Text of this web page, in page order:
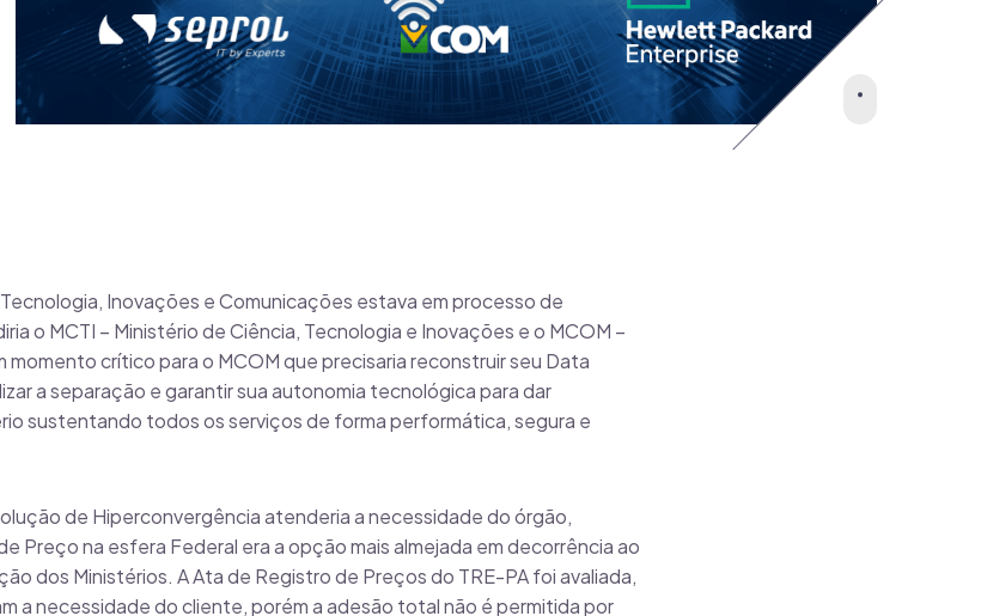
Inovações e Comunicações estava em processo de
o MCTI – Ministério de Ciência, Tecnologia e Inovações e o MCOM –
momento crítico para o MCOM que precisaria reconstruir seu Data
a separação e garantir sua autonomia tecnológica para dar
sustentando todos os serviços de forma performática, segura e
de Hiperconvergência atenderia a necessidade do órgão,
Preço na esfera Federal era a opção mais almejada em decorrência ao
dos Ministérios. A Ata de Registro de Preços do TRE-PA foi avaliada,
a necessidade do cliente, porém a adesão total não é permitida por